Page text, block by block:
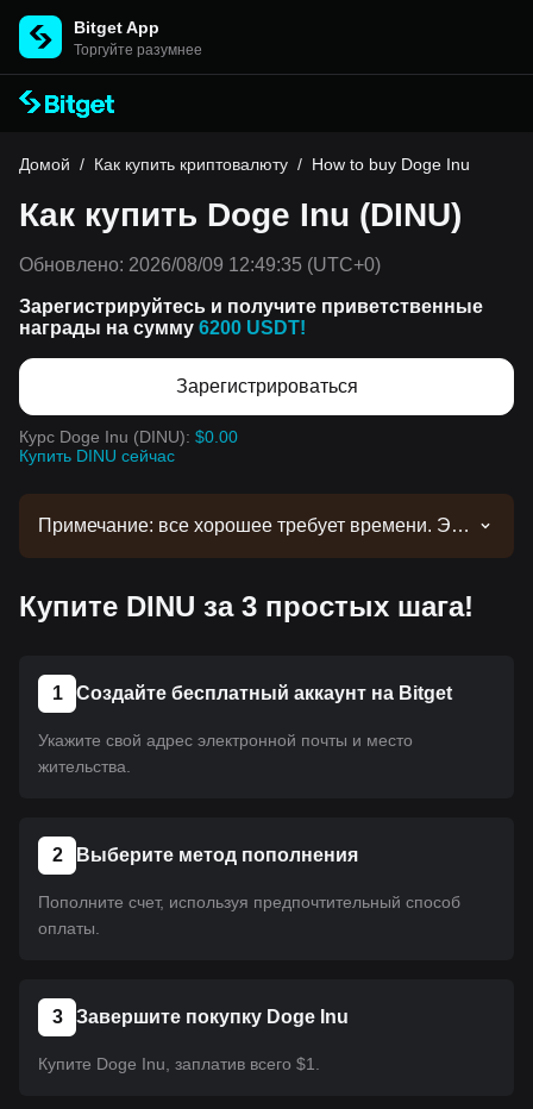
Bitget App
Торгуйте разумнее
Домой / Как купить криптовалюту / How to buy Doge Inu
Как купить Doge Inu (DINU)
Обновлено: 2026/08/09 12:49:35 (UTC+0)
Зарегистрируйтесь и получите приветственные
награды на сумму 6200 USDT!
Зарегистрироваться
Курс Doge Inu (DINU): $0.00
Купить DINU сейчас
Примечание: все хорошее требует времени. Эта
обновлениях листинга. Как только она появится
применимо ко всем криптовалютам,
размещенным на Bitget.
Купите DINU за 3 простых шага!
1 Создайте бесплатный аккаунт на Bitget
Укажите свой адрес электронной почты и место
жительства.
2 Выберите метод пополнения
Пополните счет, используя предпочтительный способ
оплаты.
3 Завершите покупку Doge Inu
Купите Doge Inu, заплатив всего $1.